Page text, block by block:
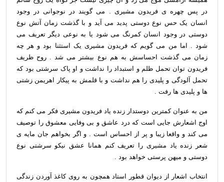
در پس چهره ی فریدون مشیری . می گویند در نوجوانی در وجود
انسان یک حس نوع دوستی پدید می آید و با گذشت زمان آتش نوع
دوستی در وجود انسان کمرنگ می شود یا به نوعی دیگر تعریف می
شود . اما من می گویم که فریدون مشیری یک استثنا بود و هر چه
زمان می گذشت احساسش به هم نوع بیشتر می شد . روح ظریف
فریدون توان تحمل ظلم و استبداد را نداشت و او پاک سرشتی بود که
تحمل آلودگی و پلیدی را هم نداشت و با قلمش به پیکار اهریمن زشتی
ها و پلیدی ها رفت .
من به عنوان کمترین دوستدار زنده یاد فریدون مشیری فکر می کنم که
اوج اشعارش جایی است که درد عاشق و بی وفایی معشوق را توصیف
می کند و واقعا زیبا و پر از احساس است . و اگر بخواهم جان مایه ی
شعر زنده یاد مشیری را تعریف کنم همانا عشق نیکو سرشتی نوع
دوستی و میهن پرستی خواهد بود .
انتخاب اشعار از دیوان قطور استاد همچون به روی کاغذ آوردن زندگی